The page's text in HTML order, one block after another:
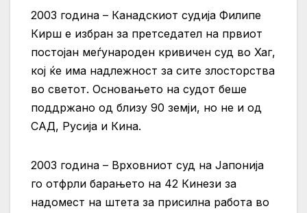
2003 година – Канадскиот судија Филипе
Кирш е избран за претседател на првиот
постојан меѓународен кривичен суд во Хаг,
кој ќе има надлежност за сите злосторства
во светот. Основањето на судот беше
поддржано од близу 90 земји, но не и од
САД, Русија и Кина.
2003 година – Врховниот суд на Јапонија
го отфрли барањето на 42 Кинези за
надомест на штета за присилна работа во